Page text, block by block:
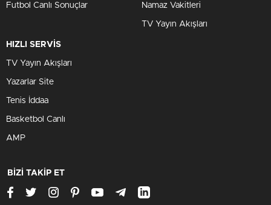
Futbol Canlı Sonuçlar Namaz Vakitleri
TV Yayın Akışları
HIZLI SERVİS
TV Yayın Akışları
Yazarlar Site
Tenis İddaa
Basketbol Canlı
AMP
BİZİ TAKİP ET